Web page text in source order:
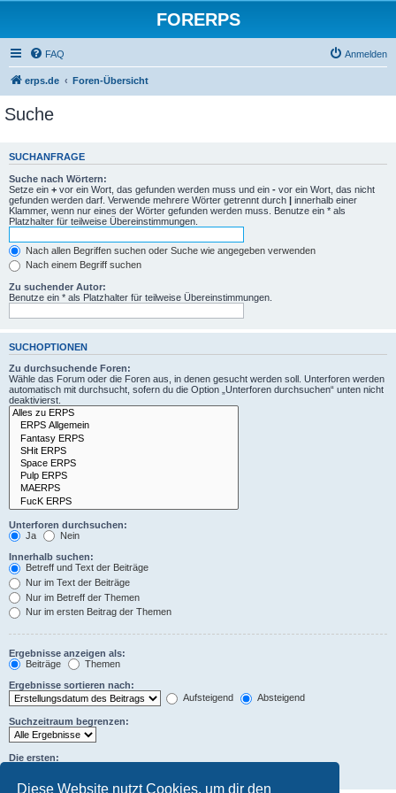
Diese Website nutzt Cookies, um dir den
FORERPS
FAQ Anmelden
erps.de Foren-Übersicht
Suche
SUCHANFRAGE
Suche nach Wörtern:
Setze ein + vor ein Wort, das gefunden werden muss und ein - vor ein Wort, das nicht
gefunden werden darf. Verwende mehrere Wörter getrennt durch | innerhalb einer
Klammer, wenn nur eines der Wörter gefunden werden muss. Benutze ein * als
Platzhalter für teilweise Übereinstimmungen.
Nach allen Begriffen suchen oder Suche wie angegeben verwenden
Nach einem Begriff suchen
Zu suchender Autor:
Benutze ein * als Platzhalter für teilweise Übereinstimmungen.
SUCHOPTIONEN
Zu durchsuchende Foren:
Wähle das Forum oder die Foren aus, in denen gesucht werden soll. Unterforen werden
automatisch mit durchsucht, sofern du die Option „Unterforen durchsuchen“ unten nicht
deaktivierst.
Unterforen durchsuchen:
Ja
Nein
Innerhalb suchen:
Betreff und Text der Beiträge
Nur im Text der Beiträge
Nur im Betreff der Themen
Nur im ersten Beitrag der Themen
Ergebnisse anzeigen als:
Beiträge
Themen
Ergebnisse sortieren nach:
Aufsteigend
Absteigend
Suchzeitraum begrenzen:
Die ersten: